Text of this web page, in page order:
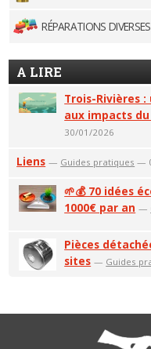
RÉPARATIONS DIVERSES
A LIRE
Trois-Rivières
aux impacts
30/01/2026
Liens — Guides pratiques —
🌱💰 70 idées
1000€ par an —
Pièces
sites — Guides